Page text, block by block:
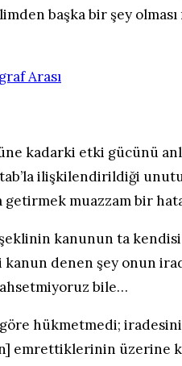
başka bir şey
kadarki etki gücünü
ilişkilendirildiği
getirmek muazzam bir
kanunun ta kendisi
denen şey onun
bile…
hükmetmedi;
emrettiklerinin üzerine